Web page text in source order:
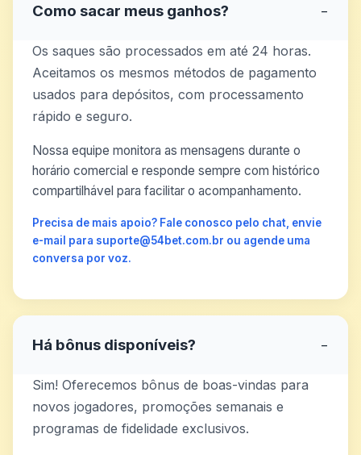
Como sacar meus ganhos? −
Os saques são processados em até 24 horas.
Aceitamos os mesmos métodos de pagamento
usados para depósitos, com processamento
rápido e seguro.
Nossa equipe monitora as mensagens durante o
horário comercial e responde sempre com histórico
compartilhável para facilitar o acompanhamento.
Precisa de mais apoio? Fale conosco pelo chat, envie
e-mail para suporte@54bet.com.br ou agende uma
conversa por voz.
Há bônus disponíveis? −
Sim! Oferecemos bônus de boas-vindas para
novos jogadores, promoções semanais e
programas de fidelidade exclusivos.